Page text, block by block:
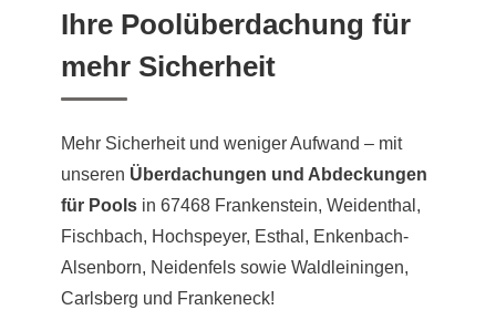
Ihre Poolüberdachung für
mehr Sicherheit
Mehr Sicherheit und weniger Aufwand – mit
unseren Überdachungen und Abdeckungen
für Pools in 67468 Frankenstein, Weidenthal,
Fischbach, Hochspeyer, Esthal, Enkenbach-
Alsenborn, Neidenfels sowie Waldleiningen,
Carlsberg und Frankeneck!